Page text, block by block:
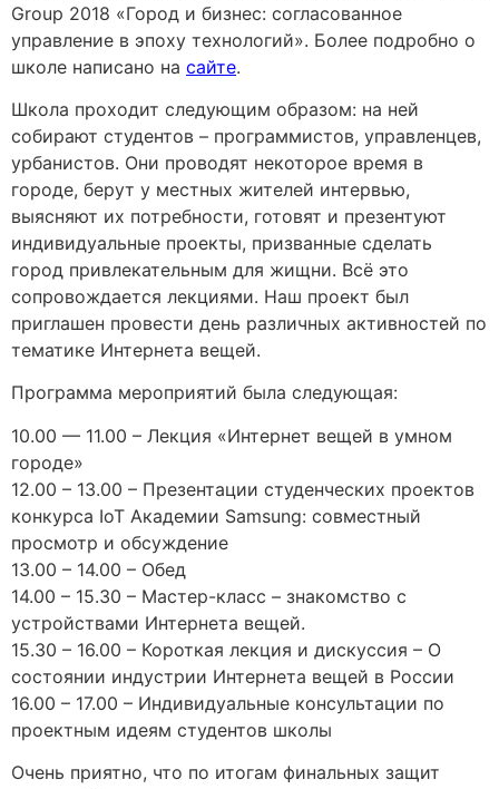
Group 2018 «Город и бизнес: согласованное
управление в эпоху технологий». Более подробно о
школе написано на сайте.
Школа проходит следующим образом: на ней
собирают студентов – программистов, управленцев,
урбанистов. Они проводят некоторое время в
городе, берут у местных жителей интервью,
выясняют их потребности, готовят и презентуют
индивидуальные проекты, призванные сделать
город привлекательным для жищни. Всё это
сопровождается лекциями. Наш проект был
приглашен провести день различных активностей по
тематике Интернета вещей.
Программа мероприятий была следующая:
10.00 — 11.00 – Лекция «Интернет вещей в умном
городе»
12.00 – 13.00 – Презентации студенческих проектов
конкурса IoT Академии Samsung: совместный
просмотр и обсуждение
13.00 – 14.00 – Обед
14.00 – 15.30 – Мастер-класс – знакомство с
устройствами Интернета вещей.
15.30 – 16.00 – Короткая лекция и дискуссия – О
состоянии индустрии Интернета вещей в России
16.00 – 17.00 – Индивидуальные консультации по
проектным идеям студентов школы
Очень приятно, что по итогам финальных защит